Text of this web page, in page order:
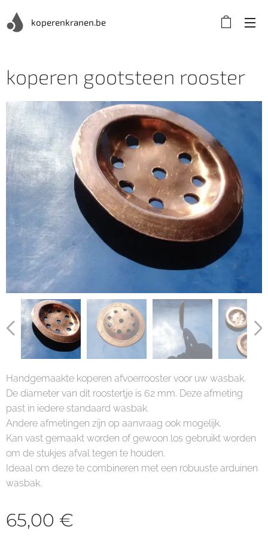
koperenkranen.be
koperen gootsteen rooster
Handgemaakte koperen afvoerrooster voor uw wasbak.
De diameter van dit roostertje is 62 mm. Deze afmeting
past in iedere standaard wasbak.
Andere afmetingen zijn op aanvraag ook mogelijk.
Kan vast gemaakt worden of gewoon los gebruikt worden
om de stukjes afval tegen te houden.
Ideaal om deze te combineren met een robuuste arduinen
wasbak.
65,00 €